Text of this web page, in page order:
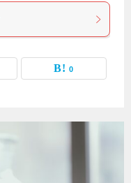
0